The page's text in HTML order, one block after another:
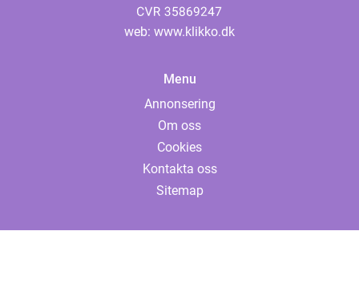
web: www.klikko.dk
Menu
Annonsering
Om oss
Cookies
Kontakta oss
Sitemap